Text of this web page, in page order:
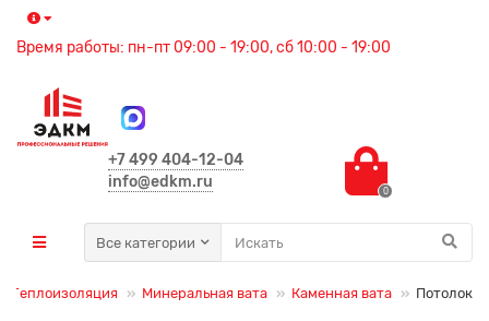
Время работы: пн-пт 09:00 - 19:00, сб 10:00 - 19:00
+7 499 404-12-04
info@edkm.ru
0
Все категории
Теплоизоляция Минеральная вата Каменная вата Потолок